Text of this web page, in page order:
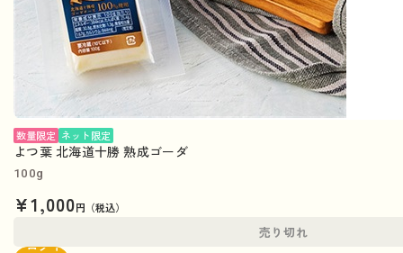
数量限定 ネット限定
よつ葉 北海道十勝 熟成ゴーダ
100g
¥1,000円（税込）
売り切れ
ログイ